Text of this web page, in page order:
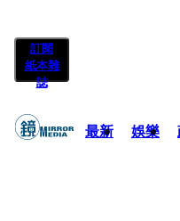
訂閱
紙本雜
誌
最新 娛樂